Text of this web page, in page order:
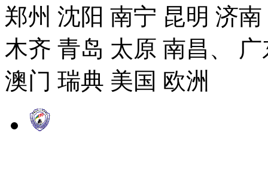
郑州 沈阳 南宁 昆明 济
木齐 青岛 太原 南昌、
澳门 瑞典 美国 欧洲